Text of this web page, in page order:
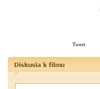
Tweet